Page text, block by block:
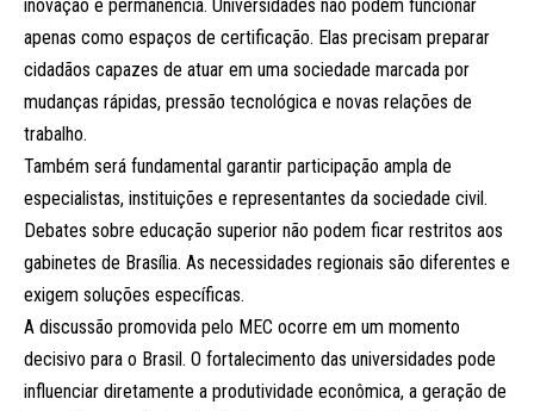
inovação e permanência. Universidades não podem funcionar
apenas como espaços de certificação. Elas precisam preparar
cidadãos capazes de atuar em uma sociedade marcada por
mudanças rápidas, pressão tecnológica e novas relações de
trabalho.
Também será fundamental garantir participação ampla de
especialistas, instituições e representantes da sociedade civil.
Debates sobre educação superior não podem ficar restritos aos
gabinetes de Brasília. As necessidades regionais são diferentes e
exigem soluções específicas.
A discussão promovida pelo MEC ocorre em um momento
decisivo para o Brasil. O fortalecimento das universidades pode
influenciar diretamente a produtividade econômica, a geração de